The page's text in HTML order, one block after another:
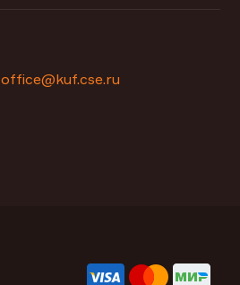
office@kuf.cse.ru